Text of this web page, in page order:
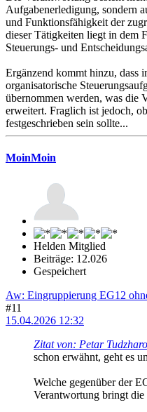
Aufgabenerledigung, sondern
und Funktionsfähigkeit der
dieser Tätigkeiten liegt in dem
Steuerungs- und
Ergänzend kommt hinzu, dass
organisatorische
übernommen werden, was die
erweitert. Fraglich ist jedoch,
festgeschrieben sein sollte...
MoinMoin
Helden Mitglied
Beiträge: 12.026
Gespeichert
Aw: Eingruppierung EG12
#11
15.04.2026 12:32
Zitat von: Petar
schon erwähnt, geht es
Welche gegenüber der
Verantwortung bringt